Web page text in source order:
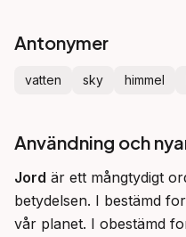
Antonymer
vatten sky himmel
Användning och
Jord är ett mångtydigt
betydelsen. I bestämd
vår planet. I obestämd